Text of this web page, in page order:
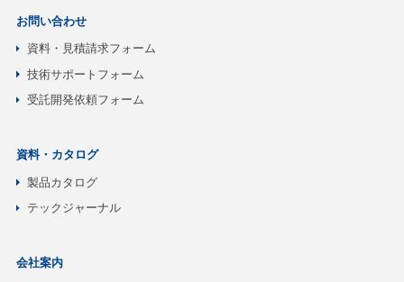
お問い合わせ
資料・見積請求フォーム
技術サポートフォーム
受託開発依頼フォーム
資料・カタログ
製品カタログ
テックジャーナル
会社案内